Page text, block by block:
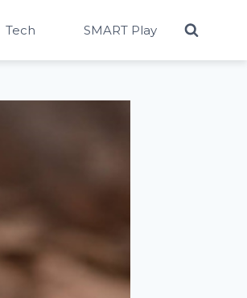
Tech SMART Play